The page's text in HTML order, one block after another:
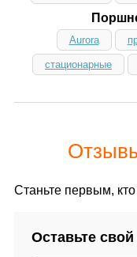
Aurora
стационарные
Станьте первым,
Оставьте